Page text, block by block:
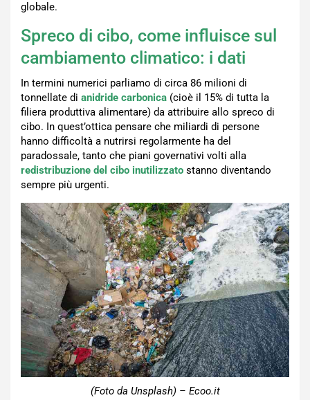
globale.
Spreco di cibo, come influisce sul
cambiamento climatico: i dati
In termini numerici parliamo di circa 86 milioni di
tonnellate di anidride carbonica (cioè il 15% di tutta la
filiera produttiva alimentare) da attribuire allo spreco di
cibo. In quest’ottica pensare che miliardi di persone
hanno difficoltà a nutrirsi regolarmente ha del
paradossale, tanto che piani governativi volti alla
redistribuzione del cibo inutilizzato stanno diventando
sempre più urgenti.
(Foto da Unsplash) – Ecoo.it